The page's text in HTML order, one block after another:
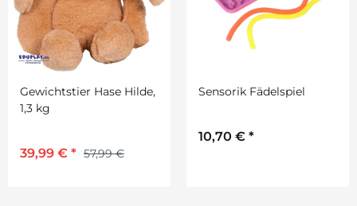
Gewichtstier Hase Hilde,
1,3 kg
39,99 € * 57,99 €
Sensorik Fädelspiel
10,70 € *